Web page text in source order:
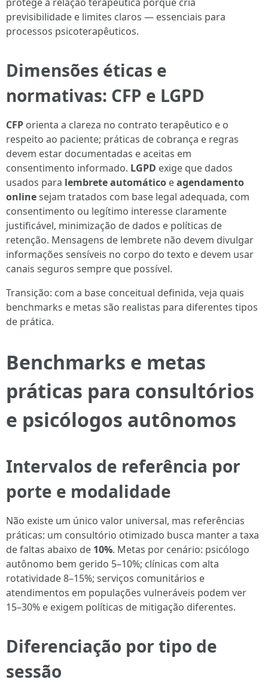
previsibilidade e limites claros — essenciais para
processos psicoterapêuticos.
Dimensões éticas e
normativas: CFP e LGPD
CFP orienta a clareza no contrato terapêutico e o
respeito ao paciente; práticas de cobrança e regras
devem estar documentadas e aceitas em
consentimento informado. LGPD exige que dados
usados para lembrete automático eagendamento
onlinesejam tratados com base legal adequada, com
consentimento ou legítimo interesse claramente
justificável, minimização de dados e políticas de
retenção. Mensagens de lembrete não devem divulgar
informações sensíveis no corpo do texto e devem usar
canais seguros sempre que possível.
Transição: com a base conceitual definida, veja quais
benchmarks e metas são realistas para diferentes tipos
de prática.
Benchmarks e metas
práticas para consultórios
e psicólogos autônomos
Intervalos de referência por
porte e modalidade
Não existe um único valor universal, mas referências
práticas: um consultório otimizado busca manter a taxa
de faltas abaixo de 10%. Metas por cenário: psicólogo
autônomo bem gerido 5–10%; clínicas com alta
rotatividade 8–15%; serviços comunitários e
atendimentos em populações vulneráveis podem ver
15–30% e exigem políticas de mitigação diferentes.
Diferenciação por tipo de
sessão